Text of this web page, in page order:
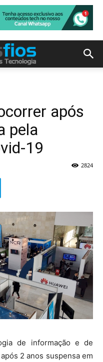
após
pela
19
2824
de informação e de
2 anos suspensa em